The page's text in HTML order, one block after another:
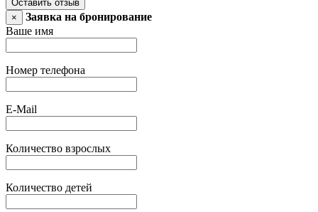
Оставить отзыв
×
Заявка на бронирование
Ваше имя
Номер телефона
E-Mail
Количество взрослых
Количество детей